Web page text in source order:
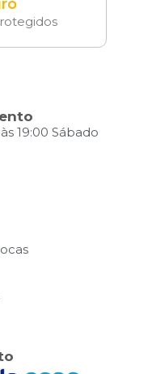
19:00 Sábado